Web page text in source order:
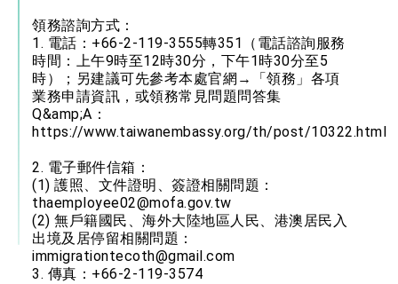
領務諮詢方式：
1. 電話：+66-2-119-3555轉351（電話諮詢服務
時間：上午9時至12時30分，下午1時30分至5
時）；另建議可先參考本處官網→「領務」各項
業務申請資訊，或領務常見問題問答集
Q&amp;A：
https://www.taiwanembassy.org/th/post/10322.html
2. 電子郵件信箱：
(1) 護照、文件證明、簽證相關問題：
thaemployee02@mofa.gov.tw
(2) 無戶籍國民、海外大陸地區人民、港澳居民入
出境及居停留相關問題：
immigrationtecoth@gmail.com
3. 傳真：+66-2-119-3574